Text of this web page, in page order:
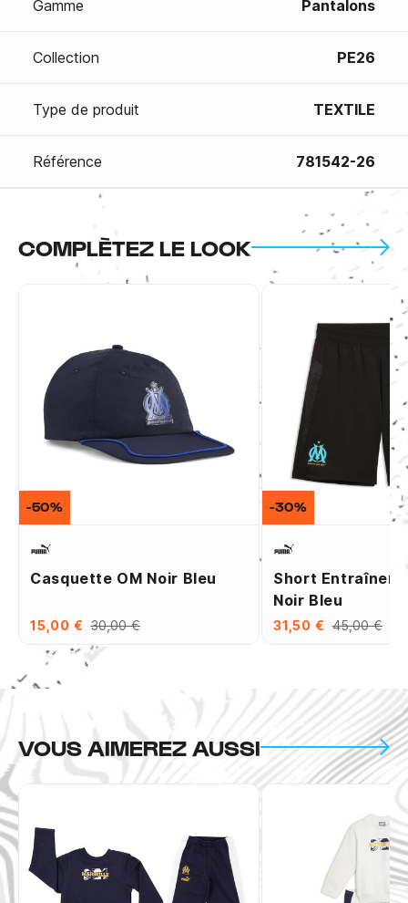
Gamme Pantalons
Collection PE26
Type de produit TEXTILE
Référence 781542-26
COMPLÈTEZ LE LOOK
Casquette OM Noir Bleu
15,00 € 30,00 €
-50%
Short
Noir Bleu
31,50 € 45,00 €
-30%
VOUS AIMEREZ AUSSI